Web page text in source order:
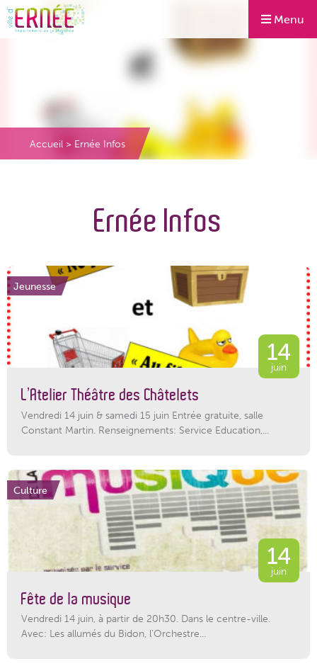
Menu
Accueil > Ernée Infos
Ernée Infos
Jeunesse
14
juin
L’Atelier Théâtre des Châtelets
Vendredi 14 juin & samedi 15 juin Entrée gratuite, salle
Constant Martin. Renseignements: Service Education,...
Culture
14
juin
Fête de la musique
Vendredi 14 juin, à partir de 20h30. Dans le centre-ville.
Avec: Les allumés du Bidon, l'Orchestre...